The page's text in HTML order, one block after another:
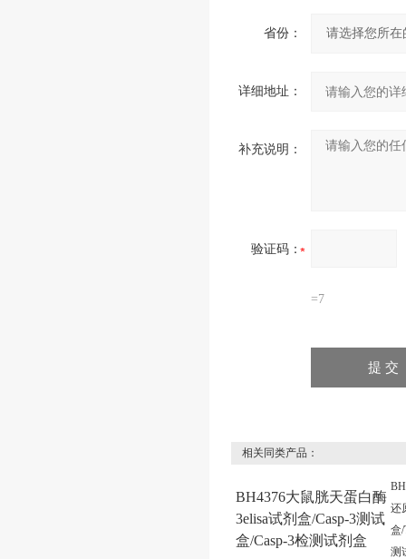
省份：
详细地址：
补充说明：
验证码：
=7
相关同类产品：
BH4376大鼠胱天蛋白酶
3elisa试剂盒/Casp-3测试
盒/Casp-3检测试剂盒
还
盒
测